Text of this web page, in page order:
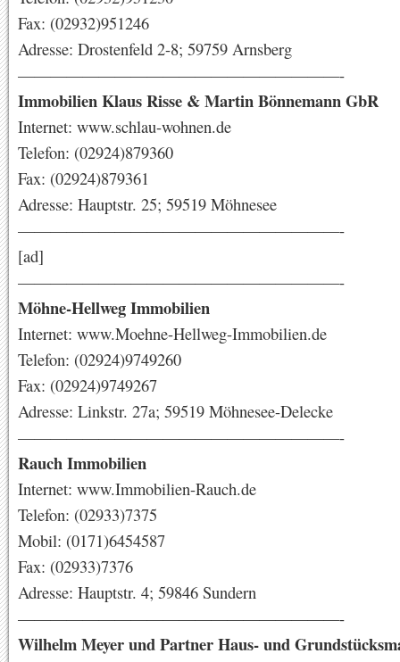
Fax: (02932)951246
Adresse: Drostenfeld 2-8; 59759 Arnsberg
————————————————————-
Immobilien Klaus Risse & Martin Bönnemann GbR
Internet: www.schlau-wohnen.de
Telefon: (02924)879360
Fax: (02924)879361
Adresse: Hauptstr. 25; 59519 Möhnesee
————————————————————-
[ad]
————————————————————-
Möhne-Hellweg Immobilien
Internet: www.Moehne-Hellweg-Immobilien.de
Telefon: (02924)9749260
Fax: (02924)9749267
Adresse: Linkstr. 27a; 59519 Möhnesee-Delecke
————————————————————-
Rauch Immobilien
Internet: www.Immobilien-Rauch.de
Telefon: (02933)7375
Mobil: (0171)6454587
Fax: (02933)7376
Adresse: Hauptstr. 4; 59846 Sundern
————————————————————-
Wilhelm Meyer und Partner Haus- und